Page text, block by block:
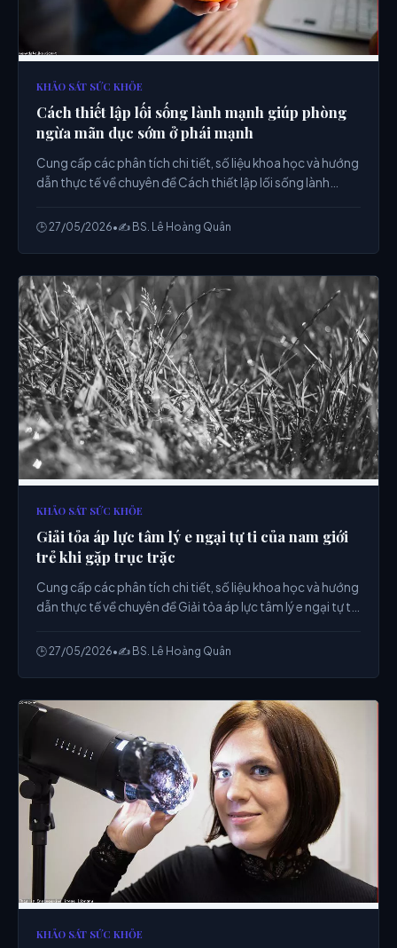
KHẢO SÁT SỨC KHỎE
Cách thiết lập lối sống lành mạnh giúp phòng
ngừa mãn dục sớm ở phái mạnh
Cung cấp các phân tích chi tiết, số liệu khoa học và hướng
dẫn thực tế về chuyên đề Cách thiết lập lối sống lành
chuyên gia.
🕒 27/05/2026•✍️ BS. Lê Hoàng Quân
KHẢO SÁT SỨC KHỎE
Giải tỏa áp lực tâm lý e ngại tự ti của nam giới
trẻ khi gặp trục trặc
Cung cấp các phân tích chi tiết, số liệu khoa học và hướng
dẫn thực tế về chuyên đề Giải tỏa áp lực tâm lý e ngại tự ti
🕒 27/05/2026•✍️ BS. Lê Hoàng Quân
KHẢO SÁT SỨC KHỎE